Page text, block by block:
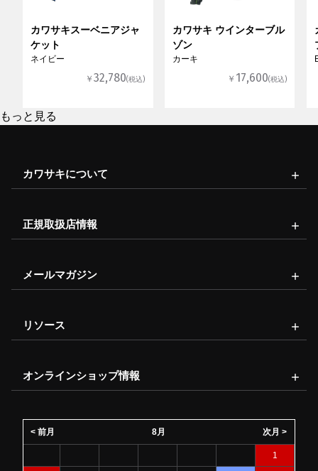
カワサキスーベニアジャ
ケット
ネイビー
￥32,780(税込)
カワサキ ウインターブル
ゾン
カーキ
￥ 17,600(税込)
もっと見る
カワサキについて
正規取扱店情報
メールマガジン
リソース
オンラインショップ情報
8月
< 前月 次月 >
1